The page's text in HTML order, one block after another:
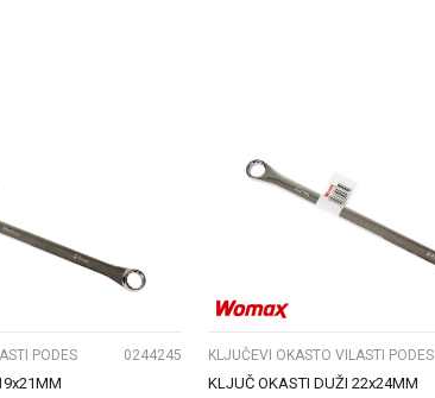
PODES 0244245
UPOREDI
KLJUČEVI OKASTO VILASTI PODES
KLJUČ OKASTI DUŽI 22x24MM